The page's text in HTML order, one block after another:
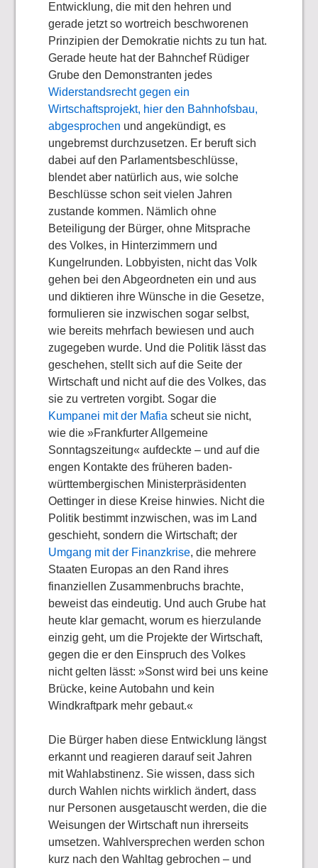
Entwicklung, die mit den hehren und
gerade jetzt so wortreich beschworenen
Prinzipien der Demokratie nichts zu tun hat.
Gerade heute hat der Bahnchef Rüdiger
Grube den Demonstranten jedes
Widerstandsrecht gegen ein
Wirtschaftsprojekt, hier den Bahnhofsbau,
abgesprochen und angekündigt, es
ungebremst durchzusetzen. Er beruft sich
dabei auf den Parlamentsbeschlüsse,
blendet aber natürlich aus, wie solche
Beschlüsse schon seit vielen Jahren
zustande kommen. Nämlich ohne
Beteiligung der Bürger, ohne Mitsprache
des Volkes, in Hinterzimmern und
Kungelrunden. Lobbyisten, nicht das Volk
gehen bei den Abgeordneten ein und aus
und diktieren ihre Wünsche in die Gesetze,
formulieren sie inzwischen sogar selbst,
wie bereits mehrfach bewiesen und auch
zugegeben wurde. Und die Politik lässt das
geschehen, stellt sich auf die Seite der
Wirtschaft und nicht auf die des Volkes, das
sie zu vertreten vorgibt. Sogar die
Kumpanei mit der Mafiascheut sie nicht,
wie die »Frankfurter Allgemeine
Sonntagszeitung« aufdeckte – und auf die
engen Kontakte des früheren baden-
württembergischen Ministerpräsidenten
Oettinger in diese Kreise hinwies. Nicht die
Politik bestimmt inzwischen, was im Land
geschieht, sondern die Wirtschaft; der
Umgang mit der Finanzkrise, die mehrere
Staaten Europas an den Rand ihres
finanziellen Zusammenbruchs brachte,
beweist das eindeutig. Und auch Grube hat
heute klar gemacht, worum es hierzulande
einzig geht, um die Projekte der Wirtschaft,
gegen die er den Einspruch des Volkes
nicht gelten lässt: »Sonst wird bei uns keine
Brücke, keine Autobahn und kein
Windkraftpark mehr gebaut.«
Die Bürger haben diese Entwicklung längst
erkannt und reagieren darauf seit Jahren
mit Wahlabstinenz. Sie wissen, dass sich
durch Wahlen nichts wirklich ändert, dass
nur Personen ausgetauscht werden, die die
Weisungen der Wirtschaft nun ihrerseits
umsetzen. Wahlversprechen werden schon
kurz nach den Wahltag gebrochen – und